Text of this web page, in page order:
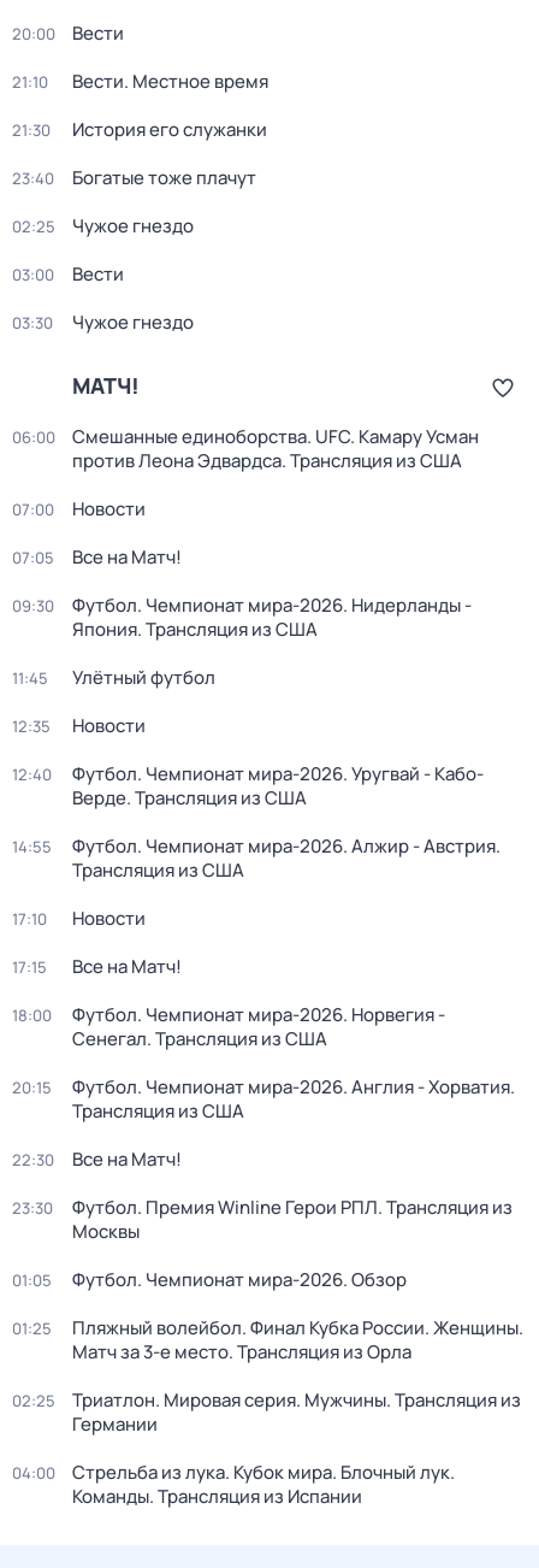
20:00 Вести
21:10 Вести. Местное время
21:30 История его служанки
23:40 Богатые тоже плачут
02:25 Чужое гнездо
03:00 Вести
03:30 Чужое гнездо
МАТЧ!
06:00
Смешанные единоборства. UFC. Камару Усман
против Леона Эдвардса. Трансляция из США
07:00 Новости
07:05 Все на Матч!
09:30
Футбол. Чемпионат мира-2026. Нидерланды -
Япония. Трансляция из США
11:45 Улётный футбол
12:35 Новости
12:40
Футбол. Чемпионат мира-2026. Уругвай - Кабо-
Верде. Трансляция из США
14:55
Футбол. Чемпионат мира-2026. Алжир - Австрия.
Трансляция из США
17:10 Новости
17:15 Все на Матч!
18:00
Футбол. Чемпионат мира-2026. Норвегия -
Сенегал. Трансляция из США
20:15
Футбол. Чемпионат мира-2026. Англия - Хорватия.
Трансляция из США
22:30 Все на Матч!
23:30
Футбол. Премия Winline Герои РПЛ. Трансляция из
Москвы
01:05 Футбол. Чемпионат мира-2026. Обзор
01:25
Пляжный волейбол. Финал Кубка России. Женщины.
Матч за 3-е место. Трансляция из Орла
02:25
Триатлон. Мировая серия. Мужчины. Трансляция из
Германии
04:00
Стрельба из лука. Кубок мира. Блочный лук.
Команды. Трансляция из Испании